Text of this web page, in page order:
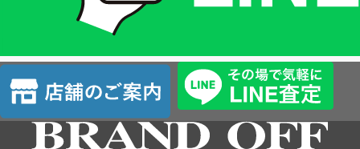
査
定
店
舗
の